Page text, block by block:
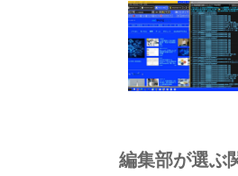
編集部が選ぶ